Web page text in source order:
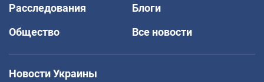
Расследования
Блоги
Общество
Все новости
Новости Украины